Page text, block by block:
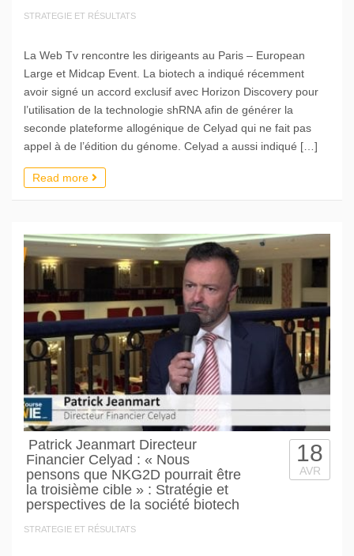
STRATEGIE ET RÉSULTATS
La Web Tv rencontre les dirigeants au Paris – European
Large et Midcap Event. La biotech a indiqué récemment
avoir signé un accord exclusif avec Horizon Discovery pour
l’utilisation de la technologie shRNA afin de générer la
seconde plateforme allogénique de Celyad qui ne fait pas
appel à de l’édition du génome. Celyad a aussi indiqué […]
Read more
Patrick Jeanmart Directeur
Financier Celyad : « Nous
pensons que NKG2D pourrait être
la troisième cible » : Stratégie et
perspectives de la société biotech
STRATEGIE ET RÉSULTATS
18
AVR